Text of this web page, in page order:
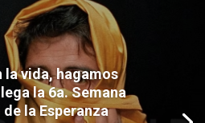
la vida, hagamos
la 6a. Semana
la Esperanza